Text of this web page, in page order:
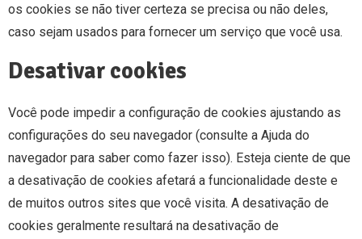
os cookies se não tiver certeza se precisa ou não deles,
caso sejam usados ​​para fornecer um serviço que você usa.
Desativar cookies
Você pode impedir a configuração de cookies ajustando as
configurações do seu navegador (consulte a Ajuda do
navegador para saber como fazer isso). Esteja ciente de que
a desativação de cookies afetará a funcionalidade deste e
de muitos outros sites que você visita. A desativação de
cookies geralmente resultará na desativação de